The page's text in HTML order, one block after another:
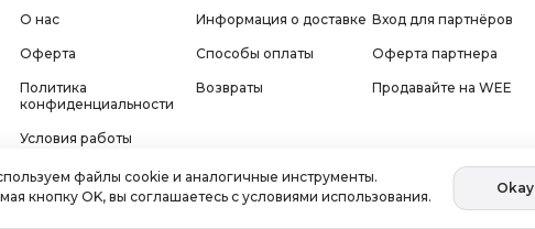
О нас
Оферта
Политика
конфиденциальности
Условия работы
Поддержка
Информация о доставке
Способы оплаты
Возвраты
Вход для партнёров
Оферта партнера
Продавайте на WEE
файлы cookie и аналогичные инструменты.
кнопку OK, вы соглашаетесь с условиями использования.
Okay